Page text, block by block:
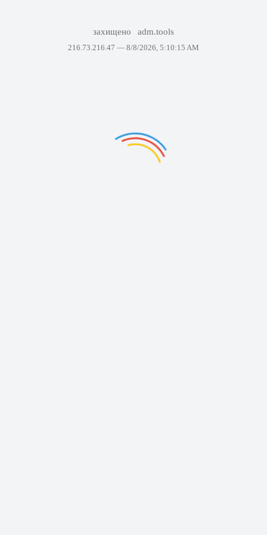
захищено adm.tools
216.73.216.47 — 8/8/2026, 5:10:15 AM